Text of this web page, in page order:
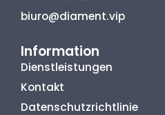
biuro@diament.vip
Information
Dienstleistungen
Kontakt
Datenschutzrichtlinie